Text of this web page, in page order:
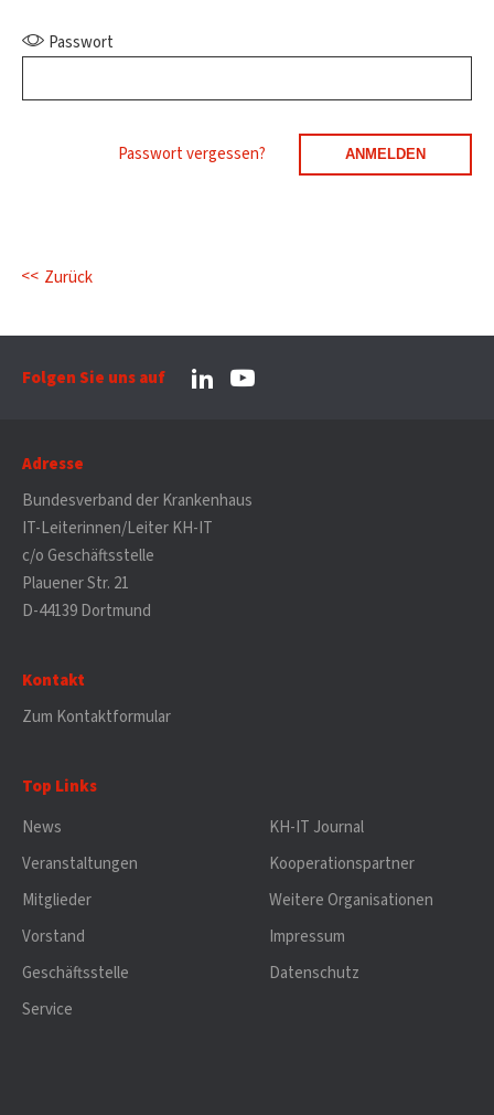
Passwort
Passwort vergessen?
Zurück
Folgen Sie uns auf
Adresse
Bundesverband der Krankenhaus
IT-Leiterinnen/Leiter KH-IT
c/o Geschäftsstelle
Plauener Str. 21
D-44139 Dortmund
Kontakt
Zum Kontaktformular
Top Links
News
Veranstaltungen
Mitglieder
Vorstand
Geschäftsstelle
Service
KH-IT Journal
Kooperationspartner
Weitere Organisationen
Impressum
Datenschutz